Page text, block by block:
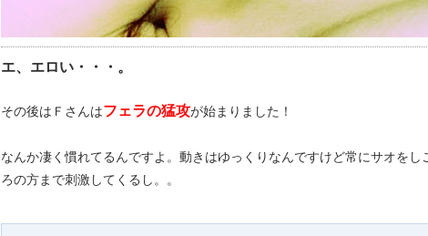
エ、エロい・・・。
その後はＦさんはフェラの猛攻が始まりました！
なんか凄く慣れてるんですよ。動きはゆっくりなんですけど常にサオをし
ろの方まで刺激してくるし。。